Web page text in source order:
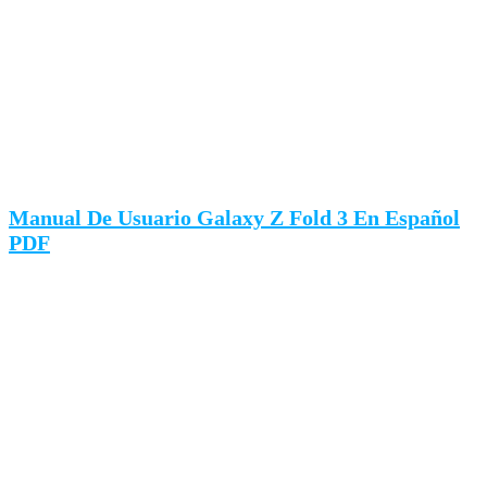
Manual De Usuario Galaxy Z Fold 3 En Español
PDF